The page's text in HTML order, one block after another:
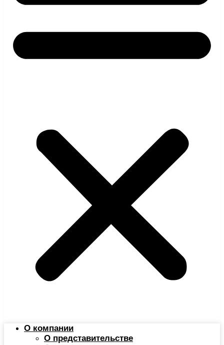
О компании
О представительстве